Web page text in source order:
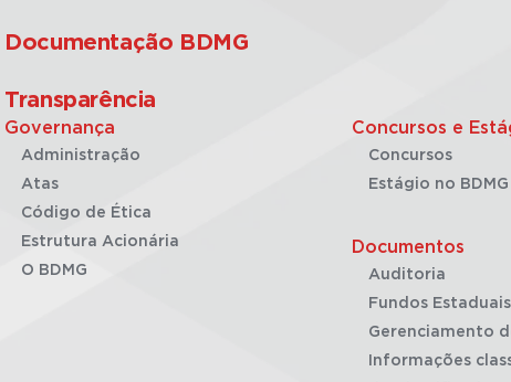
Documentação BDMG
Transparência
Governança
Administração
Atas
Código de Ética
Estrutura Acionária
O BDMG
Concursos e
Concursos
Estágio no BDMG
Documentos
Auditoria
Fundos Estaduais
Gerenciamento
Informações